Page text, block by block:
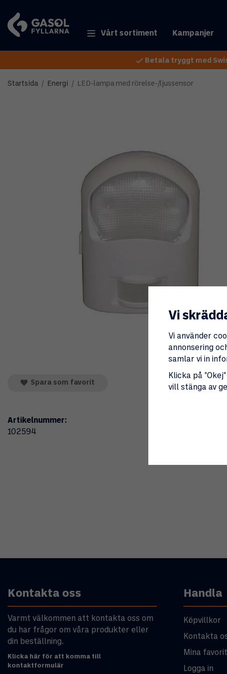
Vårt sortiment Kampanjer
Betala tryggt med
Startsida / Energi / LED-lampa med rörelse-/ljussensor
Spara som favorit
Artikelnummer:
102594
Kontakta oss
Varmt välkommen att kontakta oss om
du har frågor om våra produkter eller
din beställning.
Klicka här för att komma till
kontaktformulär
Handla
Köpvillkor
Kontakta
Mina
Logga in
Vi
Vi använder
annonsering
samlar vi in
Klicka på
vill stänga av